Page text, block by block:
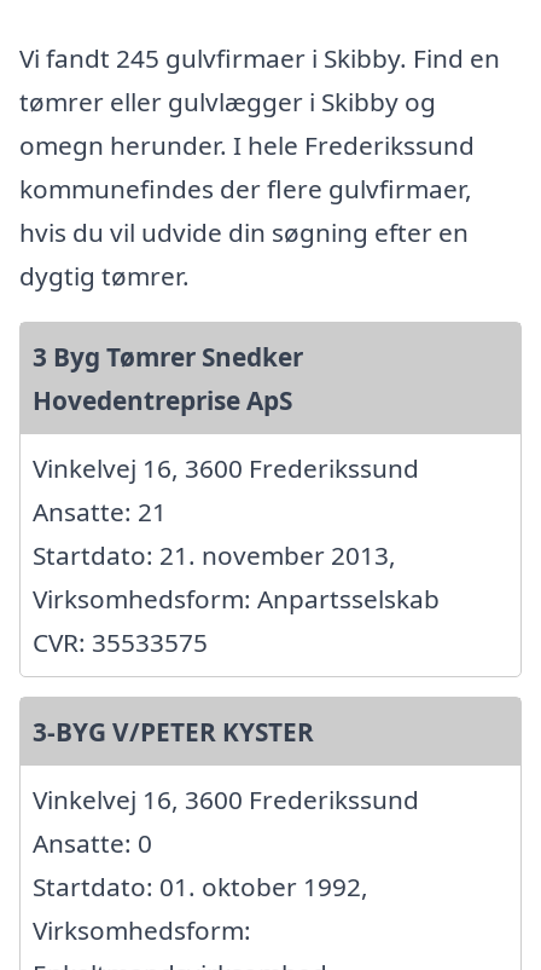
Vi fandt 245 gulvfirmaer i Skibby. Find en
tømrer eller gulvlægger i Skibby og
omegn herunder. I hele Frederikssund
kommunefindes der flere gulvfirmaer,
hvis du vil udvide din søgning efter en
dygtig tømrer.
3 Byg Tømrer Snedker
Hovedentreprise ApS
Vinkelvej 16, 3600 Frederikssund
Ansatte: 21
Startdato: 21. november 2013,
Virksomhedsform: Anpartsselskab
CVR: 35533575
3-BYG V/PETER KYSTER
Vinkelvej 16, 3600 Frederikssund
Ansatte: 0
Startdato: 01. oktober 1992,
Virksomhedsform: